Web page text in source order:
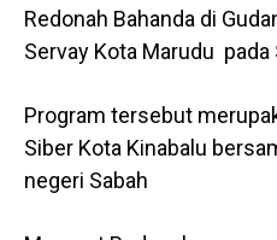
Redonah Bahanda di
Servay Kota Marudu pada
Program tersebut
Siber Kota Kinabalu
negeri Sabah